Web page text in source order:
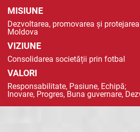
MISIUNE
Dezvoltarea, promovarea și
Moldova
VIZIUNE
Consolidarea societății prin fotbal
VALORI
Responsabilitate, Pasiune, Echipă;
Inovare, Progres, Buna guvernare,